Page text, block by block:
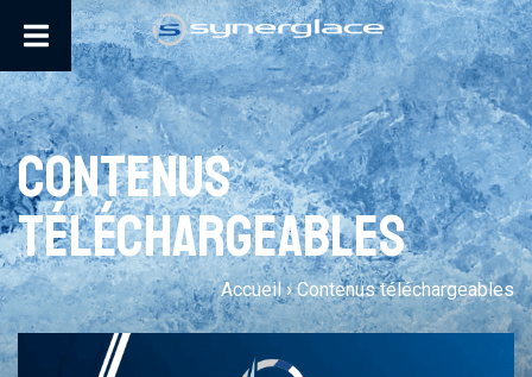
Contenus
téléchargeables
Accueil›Contenus téléchargeables